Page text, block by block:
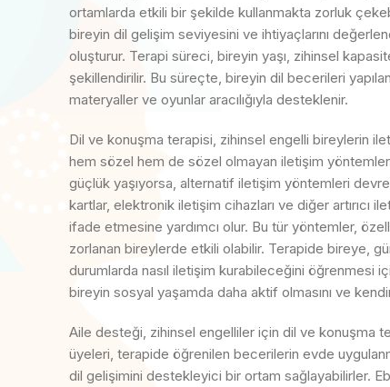
ortamlarda etkili bir şekilde kullanmakta zorluk
bireyin dil gelişim seviyesini ve ihtiyaçlarını
oluşturur. Terapi süreci, bireyin yaşı, zihinsel
şekillendirilir. Bu süreçte, bireyin dil becerileri
materyaller ve oyunlar aracılığıyla desteklenir.
Dil ve konuşma terapisi, zihinsel engelli bireylerin
hem sözel hem de sözel olmayan iletişim
güçlük yaşıyorsa, alternatif iletişim yöntemleri
kartlar, elektronik iletişim cihazları ve diğer artırıcı
ifade etmesine yardımcı olur. Bu tür yöntemler,
zorlanan bireylerde etkili olabilir. Terapide bireye,
durumlarda nasıl iletişim kurabileceğini öğrenmesi
bireyin sosyal yaşamda daha aktif olmasını ve
Aile desteği, zihinsel engelliler için dil ve konuşma
üyeleri, terapide öğrenilen becerilerin evde
dil gelişimini destekleyici bir ortam sağlayabilirler.